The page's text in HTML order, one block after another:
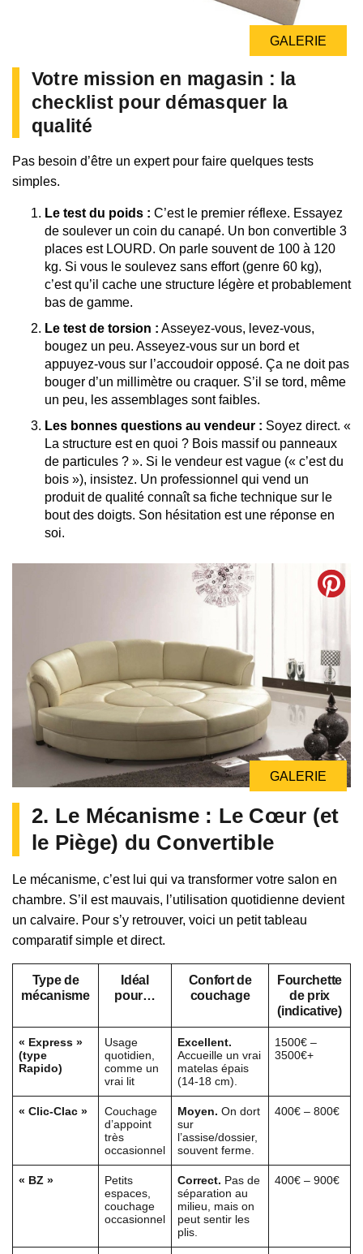
GALERIE
Votre mission en magasin : la
checklist pour démasquer la
qualité
Pas besoin d’être un expert pour faire quelques tests
simples.
Le test du poids : C’est le premier réflexe. Essayez
de soulever un coin du canapé. Un bon convertible 3
places est LOURD. On parle souvent de 100 à 120
kg. Si vous le soulevez sans effort (genre 60 kg),
c’est qu’il cache une structure légère et probablement
bas de gamme.
Le test de torsion : Asseyez-vous, levez-vous,
bougez un peu. Asseyez-vous sur un bord et
appuyez-vous sur l’accoudoir opposé. Ça ne doit pas
bouger d’un millimètre ou craquer. S’il se tord, même
un peu, les assemblages sont faibles.
Les bonnes questions au vendeur : Soyez direct. «
La structure est en quoi ? Bois massif ou panneaux
de particules ? ». Si le vendeur est vague (« c’est du
bois »), insistez. Un professionnel qui vend un
produit de qualité connaît sa fiche technique sur le
bout des doigts. Son hésitation est une réponse en
soi.
GALERIE
2. Le Mécanisme : Le Cœur (et
le Piège) du Convertible
Le mécanisme, c’est lui qui va transformer votre salon en
chambre. S’il est mauvais, l’utilisation quotidienne devient
un calvaire. Pour s’y retrouver, voici un petit tableau
comparatif simple et direct.
Type de
mécanisme
Idéal
pour…
Confort de
couchage
Fourchette
de prix
(indicative)
« Express »
(type
Rapido)
Usage
quotidien,
comme un
vrai lit
Excellent.
Accueille un vrai
matelas épais
(14-18 cm).
1500€ –
3500€+
« Clic-Clac »
Couchage
d’appoint
très
occasionnel
Moyen. On dort
sur
l’assise/dossier,
souvent ferme.
400€ – 800€
« BZ »
Petits
espaces,
couchage
occasionnel
Correct. Pas de
séparation au
milieu, mais on
peut sentir les
plis.
400€ – 900€